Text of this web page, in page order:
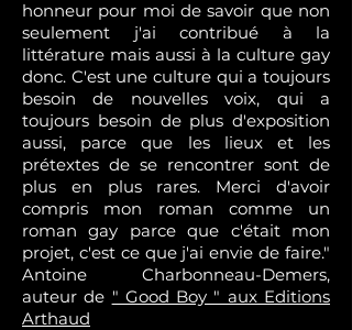
honneur pour moi de savoir que non
seulement j'ai contribué à la
littérature mais aussi à la culture gay
donc. C'est une culture qui a toujours
besoin de nouvelles voix, qui a
toujours besoin de plus d'exposition
aussi, parce que les lieux et les
prétextes de se rencontrer sont de
plus en plus rares. Merci d'avoir
compris mon roman comme un
roman gay parce que c'était mon
projet, c'est ce que j'ai envie de faire."
Antoine Charbonneau-Demers,
auteur de " Good Boy " aux Editions
Arthaud